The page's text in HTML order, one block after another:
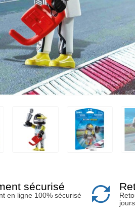
sécurisé
en ligne 100% sécurisé
jours